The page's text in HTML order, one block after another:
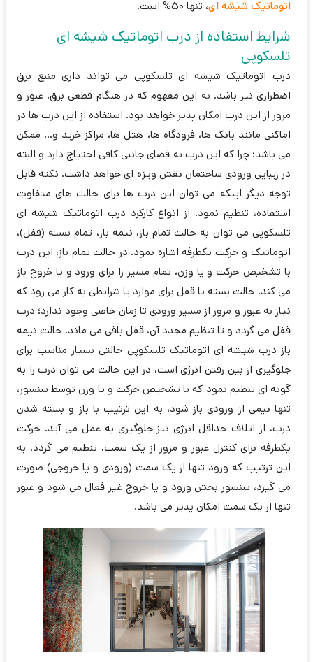
اتوماتیک شیشه ای، تنها 50% است.
شرایط استفاده از درب اتوماتیک شیشه ای
تلسکوپی
درب اتوماتیک شیشه ای تلسکوپی می تواند داری منبع برق
اضطراری نیز باشد. به این مفهوم که در هنگام قطعی برق، عبور و
مرور از این درب امکان پذیر خواهد بود. استفاده از این درب ها در
اماکنی مانند بانک ها، فرودگاه ها، هتل ها، مراکز خرید و... ممکن
می باشد؛ چرا که این درب به فضای جانبی کافی احتیاج دارد و البته
در زیبایی ورودی ساختمان نقش ویژه ای خواهد داشت. نکته قابل
توجه دیگر اینکه می توان این درب ها برای حالت های متفاوت
استفاده، تنظیم نمود. از انواع کارکرد درب اتوماتیک شیشه ای
تلسکوپی می توان به حالت تمام باز، نیمه باز، تمام بسته (قفل)،
اتوماتیک و حرکت یکطرفه اشاره نمود. در حالت تمام باز، این درب
با تشخیص حرکت و یا وزن، تمام مسیر را برای ورود و یا خروج باز
می کند. حالت بسته یا قفل برای موارد یا شرایطی به کار می رود که
نیاز به عبور و مرور از مسیر ورودی تا زمان خاصی وجود ندارد؛ درب
قفل می گردد و تا تنظیم مجدد آن، قفل باقی می ماند. حالت نیمه
باز درب شیشه ای اتوماتیک تلسکوپی حالتی بسیار مناسب برای
جلوگیری از بین رفتن انرژی است، در این حالت می توان درب را به
گونه ای تنظیم نمود که با تشخیص حرکت و یا وزن توسط سنسور،
تنها نیمی از ورودی باز شود، به این ترتیب با باز و بسته شدن
درب، از اتلاف حداقل انرژی نیز جلوگیری به عمل می آید. حرکت
یکطرفه برای کنترل عبور و مرور از یک سمت، تنظیم می گردد. به
این ترتیب که ورود تنها از یک سمت (ورودی و یا خروجی) صورت
می گیرد، سنسور بخش ورود و یا خروج غیر فعال می شود و عبور
تنها از یک سمت امکان پذیر می باشد.